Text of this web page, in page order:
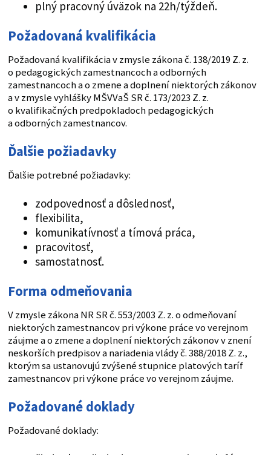
plný pracovný úväzok na 22h/týždeň.
Požadovaná kvalifikácia
Požadovaná kvalifikácia v zmysle zákona č. 138/2019 Z. z.
o pedagogických zamestnancoch a odborných
zamestnancoch a o zmene a doplnení niektorých zákonov
a v zmysle vyhlášky MŠVVaŠ SR č. 173/2023 Z. z.
o kvalifikačných predpokladoch pedagogických
a odborných zamestnancov.
Ďalšie požiadavky
Ďalšie potrebné požiadavky:
zodpovednosť a dôslednosť,
flexibilita,
komunikatívnosť a tímová práca,
pracovitosť,
samostatnosť.
Forma odmeňovania
V zmysle zákona NR SR č. 553/2003 Z. z. o odmeňovaní
niektorých zamestnancov pri výkone práce vo verejnom
záujme a o zmene a doplnení niektorých zákonov v znení
neskorších predpisov a nariadenia vlády č. 388/2018 Z. z.,
ktorým sa ustanovujú zvýšené stupnice platových taríf
zamestnancov pri výkone práce vo verejnom záujme.
Požadované doklady
Požadované doklady: